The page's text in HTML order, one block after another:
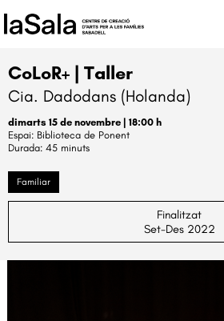
CoLoR+ | Taller
Cia. Dadodans (Holanda)
dimarts 15 de novembre | 18:00 h
Biblioteca de Ponent
Durada: 45 minuts
Familiar
Finalitzat
Set-Des 2022